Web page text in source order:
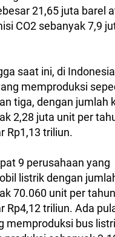
21,65 juta barel
CO2 sebanyak 7,9
saat ini, di
memproduksi
tiga, dengan jumlah
2,28 juta unit per
Rp1,13 triliun.
9 perusahaan yang
listrik dengan
70.060 unit per
Rp4,12 triliun. Ada
memproduksi bus